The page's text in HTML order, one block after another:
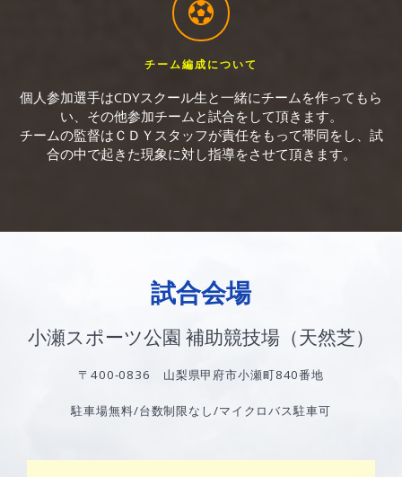
チーム編成について
個人参加選手はCDYスクール生と一緒にチームを作ってもら
い、その他参加チームと試合をして頂きます。
チームの監督はＣＤＹスタッフが責任をもって帯同をし、試
合の中で起きた現象に対し指導をさせて頂きます。
試合会場
小瀬スポーツ公園 補助競技場（天然芝）
〒400-0836 山梨県甲府市小瀬町840番地
駐車場無料/台数制限なし/マイクロバス駐車可